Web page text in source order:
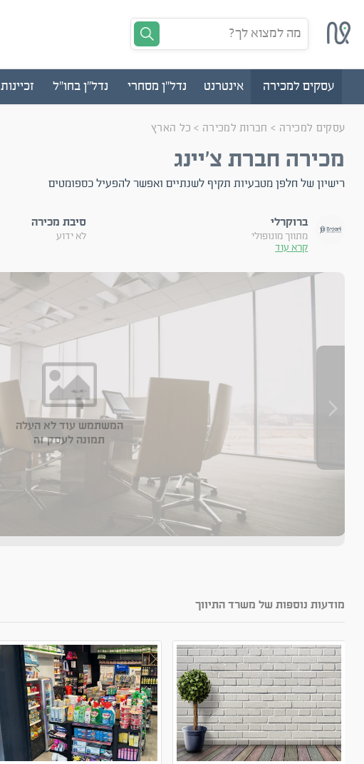
מה למצוא לך?
עסקים למכירה אינטרנט נדל"ן מסחרי נדל"ן בחו"ל זכיינות
עסקים למכירה > חברות למכירה > כל הארץ
מכירה חברת צ'יינג
רישיון של חלפן מטבעיות תקיף לשנתיים ואפשר להפעיל כספומטים
ברוקרלי
מתווך מונופולי
קרא עוד
סיבת מכירה
לא ידוע
המשתמש עוד לא העלה
תמונה לעסק זה
מודעות נוספות של משרד התיווך